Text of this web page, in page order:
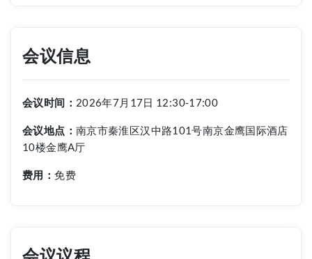
会议信息
会议时间： 2026年7月17日 12:30-17:00
会议地点： 南京市秦淮区汉中路101号南京金鹰国际酒店
10楼金鹰A厅
费用：免费
会议议程